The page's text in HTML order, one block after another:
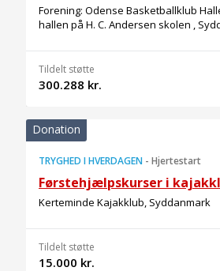
Forening: Odense Basketballklub
hallen på H. C. Andersen skolen ,
Tildelt støtte
300.288 kr.
Donation
TRYGHED I HVERDAGEN - Hjertestart
Førstehjælpskurser i
Kerteminde Kajakklub, Syddanmark
Tildelt støtte
15.000 kr.